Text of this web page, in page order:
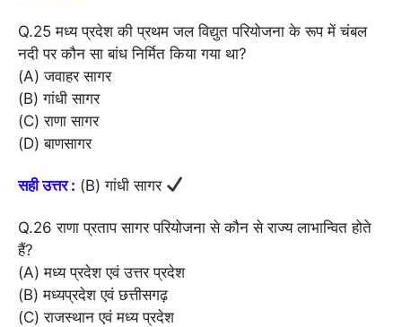
Q.25 मध्य प्रदेश की प्रथम जल विद्युत परियोजना के रूप में चंबल
नदी पर कौन सा बांध निर्मित किया गया था?
(A) जवाहर सागर
(B) गांधी सागर
(C) राणा सागर
(D) बाणसागर
सही उत्तर : (B) गांधी सागर
Q.26 राणा प्रताप सागर परियोजना से कौन से राज्य लाभान्वित होते
हैं?
(A) मध्य प्रदेश एवं उत्तर प्रदेश
(B) मध्यप्रदेश एवं छत्तीसगढ़
(C) राजस्थान एवं मध्य प्रदेश